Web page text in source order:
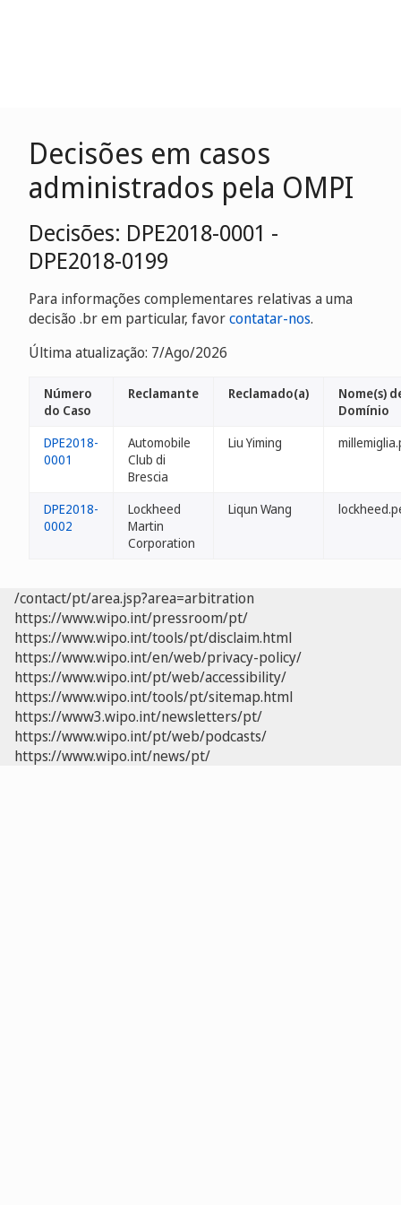
Decisões em casos
administrados pela OMPI
Decisões: DPE2018-0001 -
DPE2018-0199
Para informações complementares relativas a uma
decisão .br em particular, favorcontatar-nos.
Última atualização: 7/Ago/2026
Número
do Caso
Reclamante Reclamado(a)
Nome(s)
Domínio
DPE2018-
0001
Automobile
Club di
Brescia
Liu Yiming
DPE2018-
0002
Lockheed
Martin
Corporation
Liqun Wang
/contact/pt/area.jsp?area=arbitration
https://www.wipo.int/pressroom/pt/
https://www.wipo.int/tools/pt/disclaim.html
https://www.wipo.int/en/web/privacy-policy/
https://www.wipo.int/pt/web/accessibility/
https://www.wipo.int/tools/pt/sitemap.html
https://www3.wipo.int/newsletters/pt/
https://www.wipo.int/pt/web/podcasts/
https://www.wipo.int/news/pt/